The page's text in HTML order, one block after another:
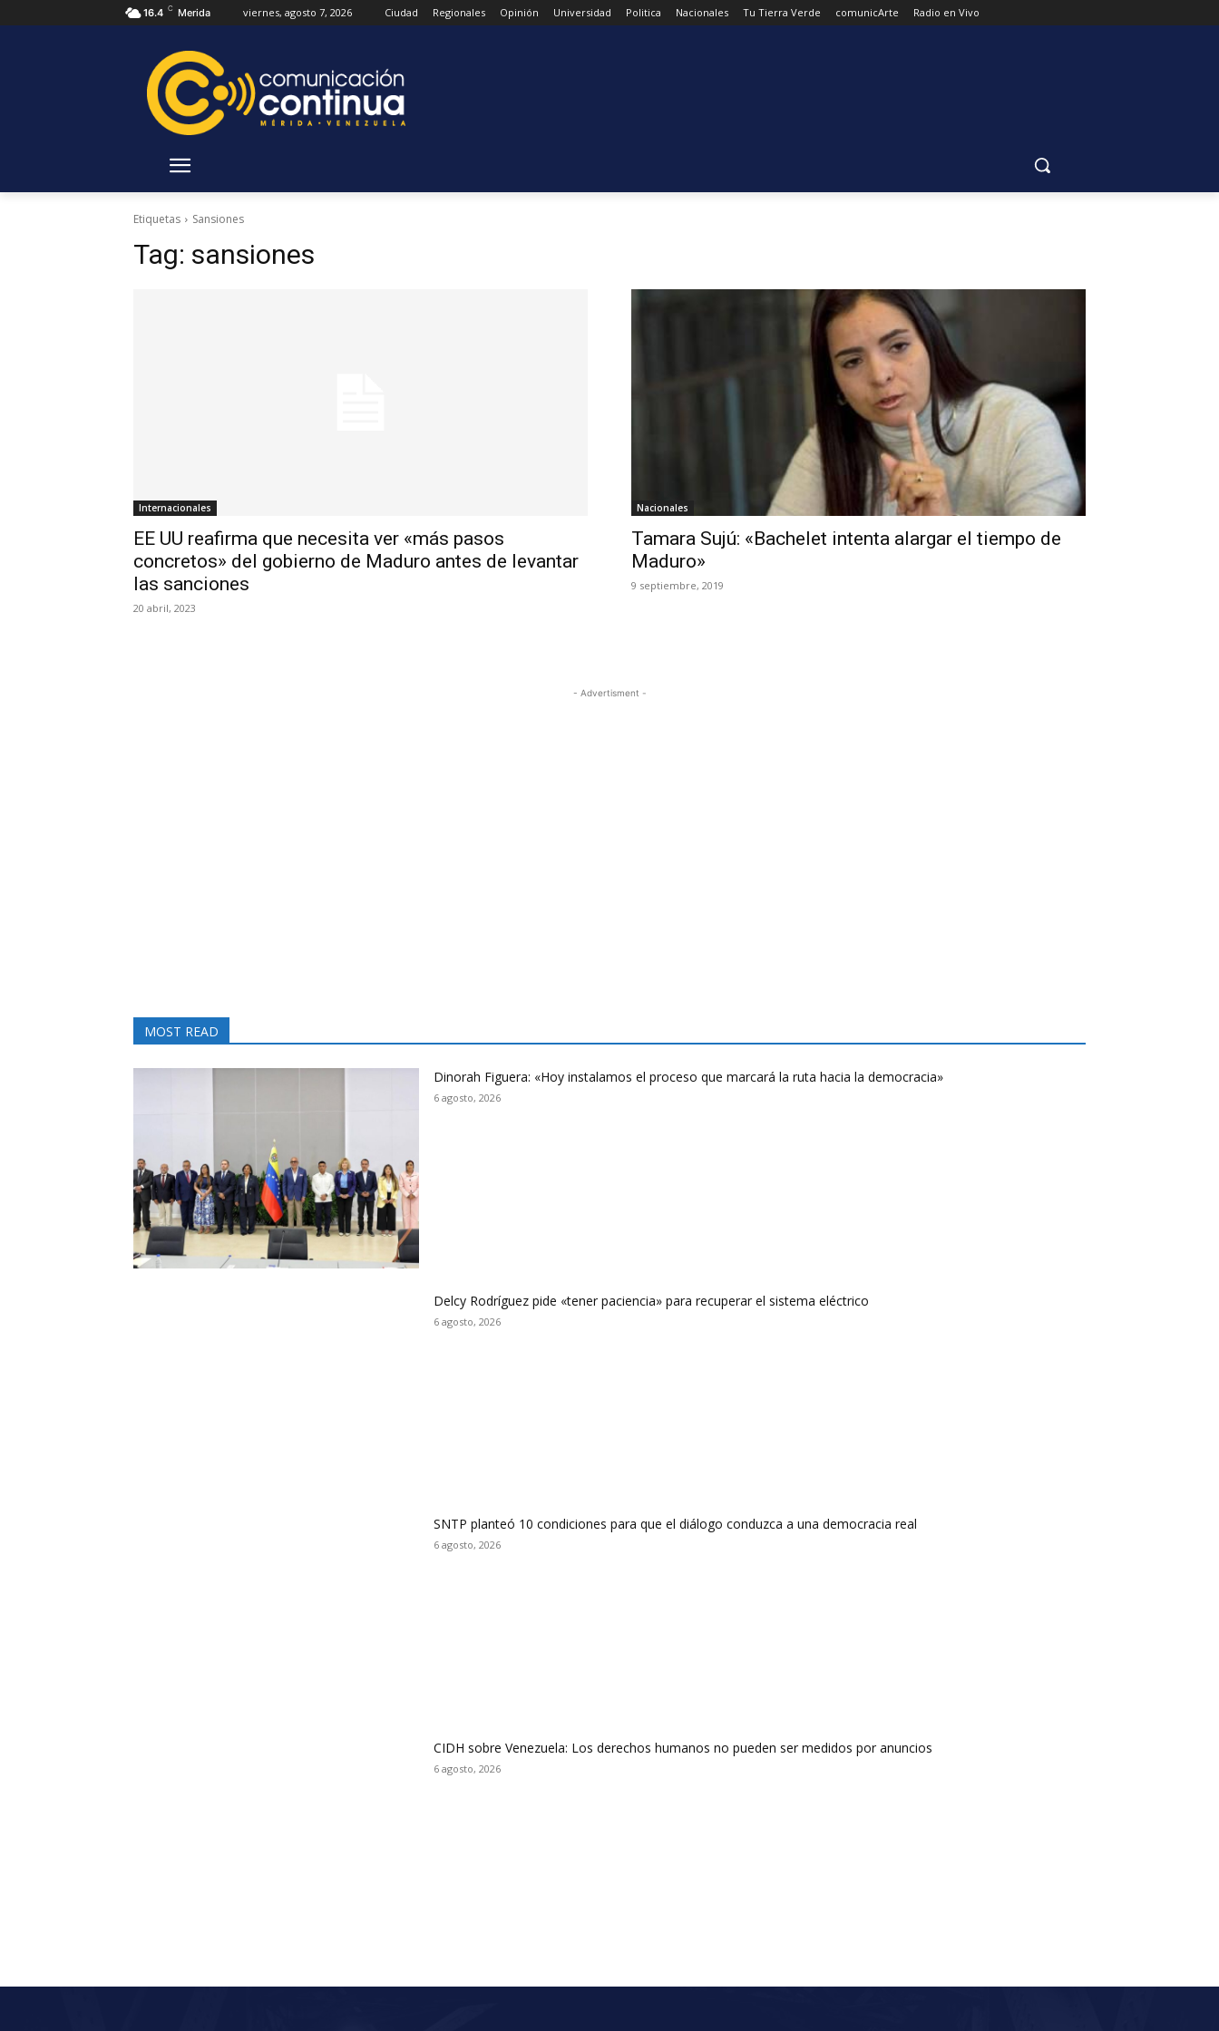
16.4 C Merida viernes, agosto 7, 2026 Ciudad Regionales Opinión Universidad Politica Nacionales Tu Tierra Verde comunicArte Radio en Vivo
Etiquetas Sansiones
Tag: sansiones
Internacionales
EE UU reafirma que necesita ver «más pasos
concretos» del gobierno de Maduro antes de levantar
las sanciones
20 abril, 2023
Nacionales
Tamara Sujú: «Bachelet intenta alargar el tiempo de
Maduro»
9 septiembre, 2019
- Advertisment -
MOST READ
Dinorah Figuera: «Hoy instalamos el proceso que marcará la ruta hacia la democracia»
6 agosto, 2026
Delcy Rodríguez pide «tener paciencia» para recuperar el sistema eléctrico
6 agosto, 2026
SNTP planteó 10 condiciones para que el diálogo conduzca a una democracia real
6 agosto, 2026
CIDH sobre Venezuela: Los derechos humanos no pueden ser medidos por anuncios
6 agosto, 2026